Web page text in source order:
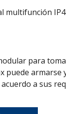
multifunción
para
puede armarse
a sus